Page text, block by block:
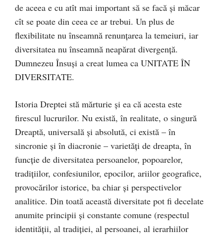
de aceea e cu atît mai important să se facă şi măcar
cît se poate din ceea ce ar trebui. Un plus de
flexibilitate nu înseamnă renunţarea la temeiuri, iar
diversitatea nu înseamnă neapărat divergenţă.
Dumnezeu Însuşi a creat lumea ca UNITATE ÎN
DIVERSITATE.
Istoria Dreptei stă mărturie şi ea că acesta este
firescul lucrurilor. Nu există, în realitate, o singură
Dreaptă, universală şi absolută, ci există – în
sincronie şi în diacronie – varietăţi de dreapta, în
funcţie de diversitatea persoanelor, popoarelor,
tradiţiilor, confesiunilor, epocilor, ariilor geografice,
provocărilor istorice, ba chiar şi perspectivelor
analitice. Din toată această diversitate pot fi decelate
anumite principii şi constante comune (respectul
identităţii, al tradiţiei, al persoanei, al ierarhiilor